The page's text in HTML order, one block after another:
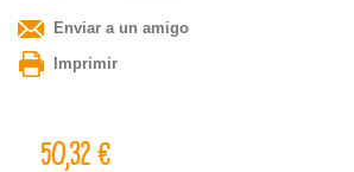
Enviar a un amigo
Imprimir
50,32 €